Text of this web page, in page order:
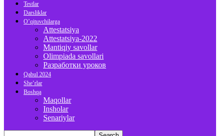
Testlar
Darsliklar
O’qituvchilarga
Attestatsiya
Attestatsiya-2022
Mantiqiy savollar
Olimpiada savollari
Разработки уроков
Qabul 2024
She’rlar
Boshqa
Maqollar
Insholar
Senariylar